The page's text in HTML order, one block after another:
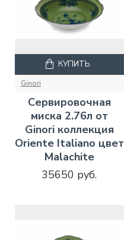
Ginori
Сервировочная
миска 2.76л от
Ginori коллекция
Oriente Italiano цвет
Malachite
35650 руб.
КУПИТЬ